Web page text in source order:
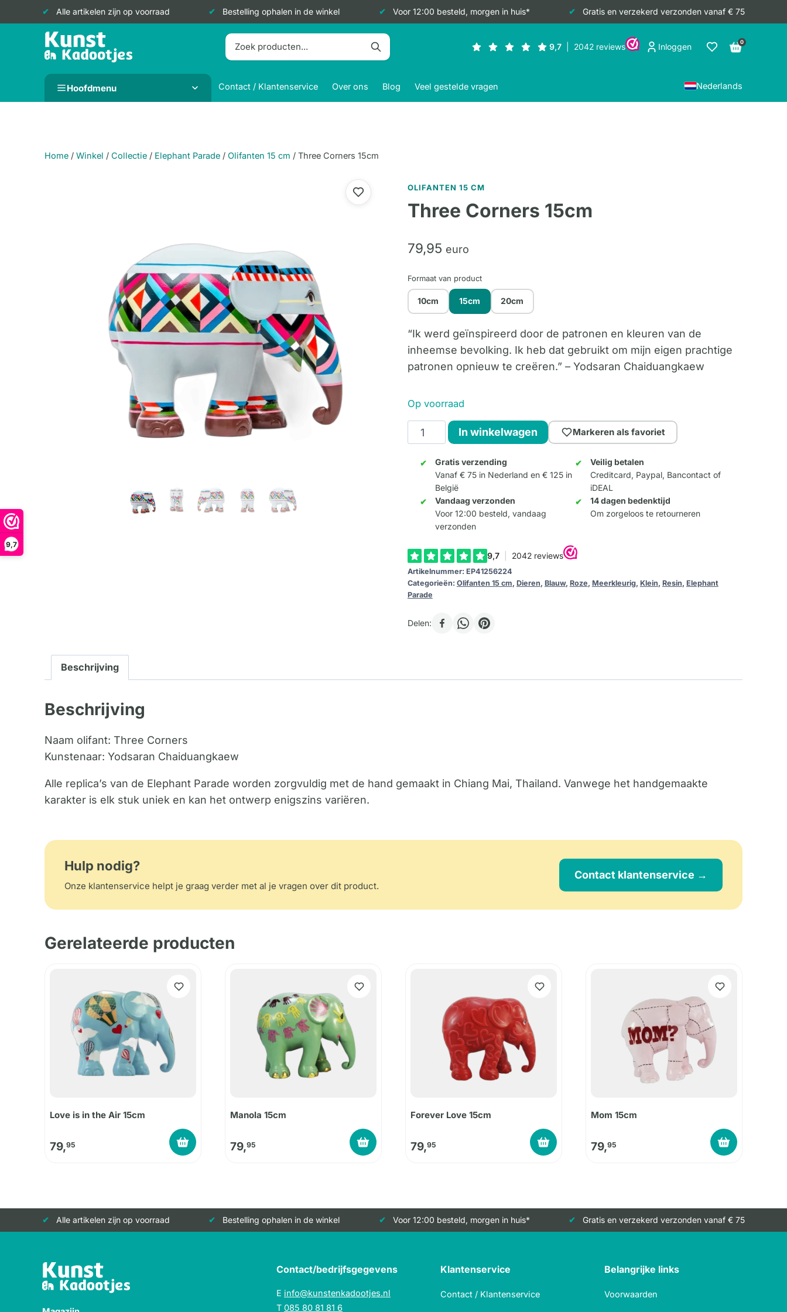
9,7
Alle artikelen zijn op voorraad Bestelling ophalen in de winkel Voor 12:00 besteld, morgen in huis* Gratis en verzekerd verzonden vanaf € 75
Doorgaan
Inloggen 0
Hoofdmenu Contact / Klantenservice Over ons Blog Veel gestelde vragen Nederlands
Home / Winkel / Collectie / Elephant Parade / Olifanten 15 cm / Three Corners 15cm
OLIFANTEN 15 CM
Three Corners 15cm
79,95 euro
Formaat van product
10cm 15cm 20cm
“Ik werd geïnspireerd door de patronen en kleuren van de
inheemse bevolking. Ik heb dat gebruikt om mijn eigen prachtige
patronen opnieuw te creëren.” – Yodsaran Chaiduangkaew
Op voorraad
Three
Corners
15cm
aantal
In winkelwagen Markeren als favoriet
Gratis verzending
Vanaf € 75 in Nederland en € 125 in
België
Veilig betalen
Creditcard, Paypal, Bancontact of
iDEAL
Vandaag verzonden
Voor 12:00 besteld, vandaag
verzonden
14 dagen bedenktijd
Om zorgeloos te retourneren
Artikelnummer: EP41256224
Categorieën: Olifanten 15 cm, Dieren, Blauw, Roze, Meerkleurig, Klein, Resin, Elephant
Parade
Delen:
Beschrijving
Beschrijving
Naam olifant: Three Corners
Kunstenaar: Yodsaran Chaiduangkaew
Alle replica’s van de Elephant Parade worden zorgvuldig met de hand gemaakt in Chiang Mai, Thailand. Vanwege het handgemaakte
karakter is elk stuk uniek en kan het ontwerp enigszins variëren.
Hulp nodig?
Onze klantenservice helpt je graag verder met al je vragen over dit product.
Contact klantenservice →
Gerelateerde producten
Love is in the Air 15cm
79,95
Manola 15cm
79,95
Forever Love 15cm
79,95
Mom 15cm
79,95
Alle artikelen zijn op voorraad Bestelling ophalen in de winkel Voor 12:00 besteld, morgen in huis* Gratis en verzekerd verzonden vanaf € 75
Contact/bedrijfsgegevens
E info@kunstenkadootjes.nl
T 085 80 81 81 6
Klantenservice
Contact / Klantenservice
Belangrijke links
Voorwaarden